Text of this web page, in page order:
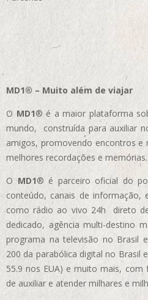
MD1® – Muito além de viajar
O MD1® é a maior plataforma
mundo, construída para auxiliar
amigos, promovendo encontros e
melhores recordações e memórias.
OMD1® é parceiro oficial do
conteúdo, canais de informação,
como rádio ao vivo 24h direto
dedicado, agência multi-destino
programa na televisão no Brasil
200 da parabólica digital no Brasil
55.9 nos EUA) e muito mais, com
de auxiliar e atender milhares e